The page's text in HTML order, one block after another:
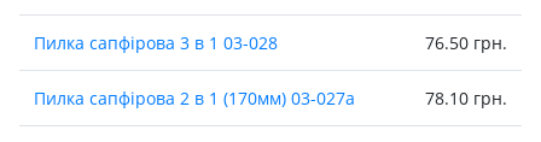
Пилка сапфірова 3 в 1 03-028 76.50 грн.
Пилка сапфірова 2 в 1 (170мм) 03-027а 78.10 грн.